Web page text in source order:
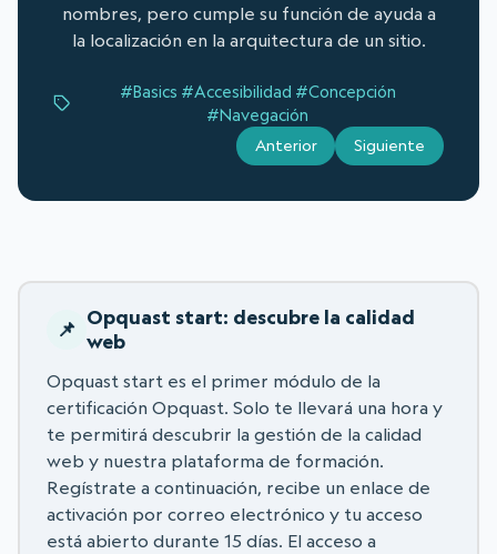
nombres, pero cumple su función de ayuda a
la localización en la arquitectura de un sitio.
#Basics #Accesibilidad #Concepción
#Navegación
Anterior Siguiente
Opquast start: descubre la calidad
web
Opquast start es el primer módulo de la
certificación Opquast. Solo te llevará una hora y
te permitirá descubrir la gestión de la calidad
web y nuestra plataforma de formación.
Regístrate a continuación, recibe un enlace de
activación por correo electrónico y tu acceso
está abierto durante 15 días. El acceso a